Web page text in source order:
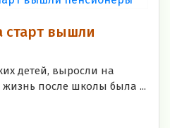
старт вышли
детей, выросли на
после школы была ...